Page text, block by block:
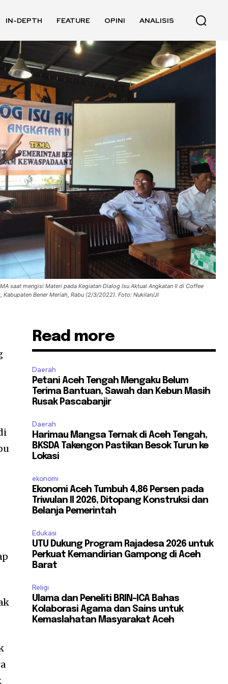
IN-DEPTH FEATURE OPINI ANALISIS
saat mengisi Materi pada Kegiatan Dialog Isu Aktual Angkatan II di Coffee
Bener Meriah, Rabu (2/3/2022). Foto: Nukilan/JI
Read more
Daerah
Petani Aceh Tengah Mengaku Belum
Terima Bantuan, Sawah dan Kebun Masih
Rusak Pascabanjir
Daerah
Harimau Mangsa Ternak di Aceh Tengah,
BKSDA Takengon Pastikan Besok Turun ke
Lokasi
ekonomi
Ekonomi Aceh Tumbuh 4,86 Persen pada
Triwulan II 2026, Ditopang Konstruksi dan
Belanja Pemerintah
Edukasi
UTU Dukung Program Rajadesa 2026 untuk
Perkuat Kemandirian Gampong di Aceh
Barat
Religi
Ulama dan Peneliti BRIN-ICA Bahas
Kolaborasi Agama dan Sains untuk
Kemaslahatan Masyarakat Aceh